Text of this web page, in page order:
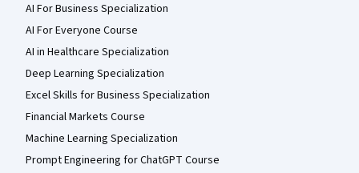
AI For Business Specialization
AI For Everyone Course
AI in Healthcare Specialization
Deep Learning Specialization
Excel Skills for Business Specialization
Financial Markets Course
Machine Learning Specialization
Prompt Engineering for ChatGPT Course